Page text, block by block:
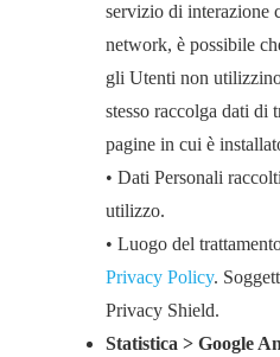
servizio di interazione
network, è possibile
gli Utenti non
stesso raccolga dati di
pagine in cui è
• Dati Personali
utilizzo.
• Luogo del
Privacy Policy.
Privacy Shield.
Statistica > Google